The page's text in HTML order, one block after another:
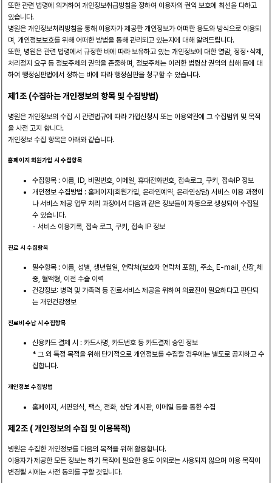
또한 관련 법령에 의거하여 개인정보취급방침을 정하여 이용자의 권익 보호에 최선을 다하고
있습니다.
병원은 개인정보처리방침을 통해 이용자가 제공한 개인정보가 어떠한 용도와 방식으로 이용되
며, 개인정보보호를 위해 어떠한 방법을 통해 관리되고 있는지에 대해 알려드립니다.
또한, 병원은 관련 법령에서 규정한 바에 따라 보유하고 있는 개인정보에 대한 열람, 정정•삭제,
처리정지 요구 등 정보주체의 권익을 존중하며, 정보주체는 이러한 법령상 권익의 침해 등에 대
하여 행정심판법에서 정하는 바에 따라 행정심판을 청구할 수 있습니다.
제1조 (수집하는 개인정보의 항목 및 수집방법)
병원은 개인정보의 수집 시 관련법규에 따라 가입신청시 또는 이용약관에 그 수집범위 및 목적
을 사전 고지 합니다.
개인정보 수집 항목은 아래와 같습니다.
홈페이지 회원가입 시 수집항목
수집항목 : 이름, ID, 비밀번호, 이메일, 휴대전화번호, 접속로그, 쿠키, 접속IP 정보
개인정보 수집방법 : 홈페이지(회원가입, 온라인예약, 온라인상담) 서비스 이용 과정이
나 서비스 제공 업무 처리 과정에서 다음과 같은 정보들이 자동으로 생성되어 수집될
수 있습니다.
- 서비스 이용기록, 접속 로그, 쿠키, 접속 IP 정보
진료 시 수집항목
필수항목 : 이름, 성별, 생년월일, 연락처(보호자 연락처 포함), 주소, E-mail, 신장,체
중, 혈액형, 이전 수술 이력
건강정보: 병력 및 가족력 등 진료서비스 제공을 위하여 의료진이 필요하다고 판단되
는 개인건강정보
진료비 수납 시 수집항목
신용카드 결제 시 : 카드사명, 카드번호 등 카드결제 승인 정보
* 그 외 특정 목적을 위해 단기적으로 개인정보를 수집할 경우에는 별도로 공지하고 수
집합니다.
개인정보 수집방법
홈페이지, 서면양식, 팩스, 전화, 상담 게시판, 이메일 등을 통한 수집
제2조 ( 개인정보의 수집 및 이용목적)
병원은 수집한 개인정보를 다음의 목적을 위해 활용합니다.
이용자가 제공한 모든 정보는 하기 목적에 필요한 용도 이외로는 사용되지 않으며 이용 목적이
변경될 시에는 사전 동의를 구할 것입니다.